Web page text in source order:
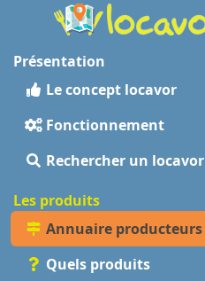
Présentation
Le concept locavor
Fonctionnement
Rechercher un locavor
Les produits
Annuaire producteurs
Quels produits